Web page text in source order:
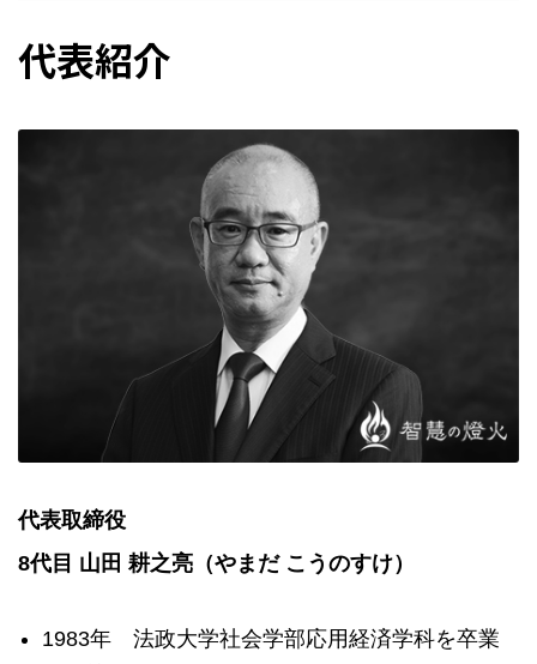
代表紹介
代表取締役
8代目 山田 耕之亮（やまだ こうのすけ）
1983年 法政大学社会学部応用経済学科を卒業